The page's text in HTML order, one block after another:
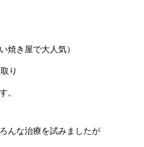
焼き屋で大人気）
り
。
んな治療を試みましたが